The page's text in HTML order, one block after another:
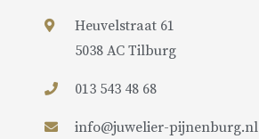
Heuvelstraat 61
5038 AC Tilburg
013 543 48 68
info@juwelier-pijnenburg.nl